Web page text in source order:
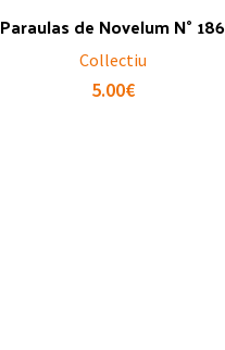
Paraulas de Novelum N° 186
Collectiu
5.00€